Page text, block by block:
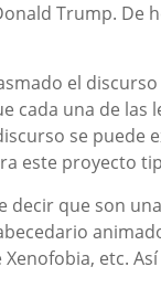
Trump. De
el
cada una de
se
este proyecto
decir que son
Xenofobia, etc.